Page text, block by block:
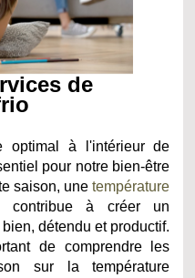
de
optimal à l'intérieur de
pour notre bien-être
saison, unetempérature
contribue à créer un
détendu et productif.
de comprendre les
sur la température